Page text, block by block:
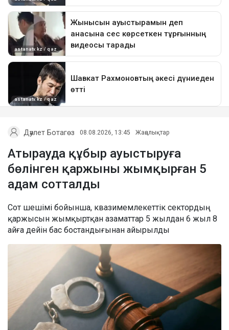
Дәулет Ботагөз 08.08.2026, 13:45 Жаңалықтар
Атырауда құбыр ауыстыруға
бөлінген қаржыны жымқырған 5
адам сотталды
Сот шешімі бойынша, квазимемлекеттік сектордың
қаржысын жымқыртқан азаматтар 5 жылдан 6 жыл 8
айға дейін бас бостандығынан айырылды